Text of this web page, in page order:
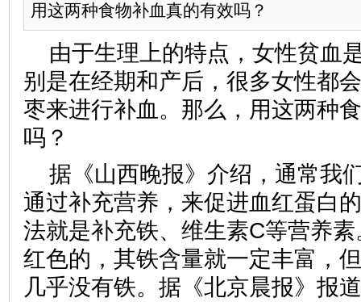
用这两种食物补血真的有效吗？
由于生理上的特点，女性贫血
别是在经期和产后，很多女性都
枣来进行补血。那么，用这两种
吗？
据《山西晚报》介绍，通常我
通过补充营养，来促进血红蛋白
法就是补充铁、维生素C等营养
红色的，其铁含量就一定丰富，
几乎没有铁。据《北京晨报》报